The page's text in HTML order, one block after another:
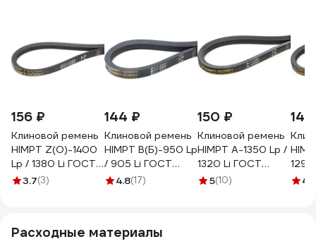
156 ₽
Клиновой ремень
HIMPT Z(O)-1400
Lp / 1380 Li ГОСТ
1284-89
3.7(3)
144 ₽
Клиновой ремень
HIMPT В(Б)-950 Lp
/ 905 Li ГОСТ
1284-89
4.8(17)
150 ₽
Клиновой ремень
HIMPT А-1350 Lp /
1320 Li ГОСТ
1284-89
5(10) 4.8
Расходные материалы